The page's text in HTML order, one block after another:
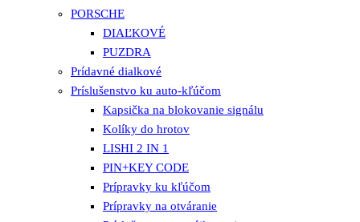
PORSCHE
DIAĽKOVÉ
PUZDRA
Prídavné dialkové
Príslušenstvo ku auto-kľúčom
Kapsička na blokovanie signálu
Kolíky do hrotov
LISHI 2 IN 1
PIN+KEY CODE
Prípravky ku kľúčom
Prípravky na otváranie